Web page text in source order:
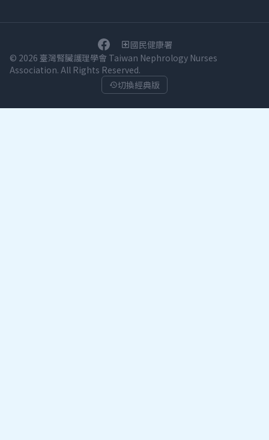
local_hospital國民健康署
© 2026 臺灣腎臟護理學會 Taiwan Nephrology Nurses
Association. All Rights Reserved.
history切換經典版